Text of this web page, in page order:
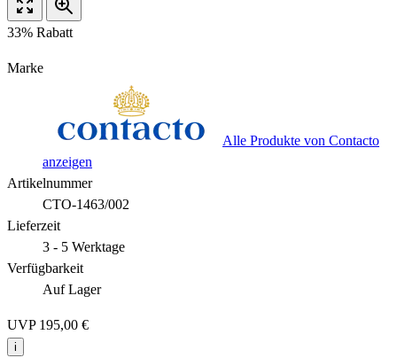
33% Rabatt
Marke
Alle Produkte von Contacto
anzeigen
Artikelnummer
CTO-1463/002
Lieferzeit
3 - 5 Werktage
Verfügbarkeit
Auf Lager
UVP 195,00 €
i